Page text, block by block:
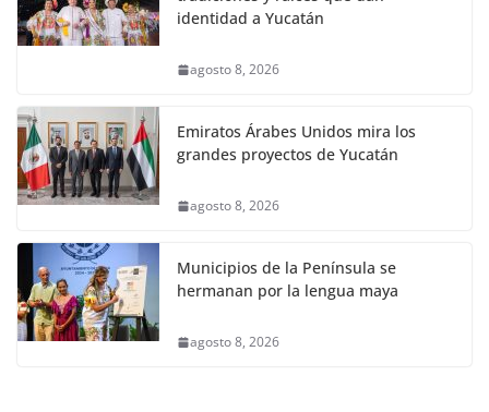
identidad a Yucatán
agosto 8, 2026
Emiratos Árabes Unidos mira los
grandes proyectos de Yucatán
agosto 8, 2026
Municipios de la Península se
hermanan por la lengua maya
agosto 8, 2026